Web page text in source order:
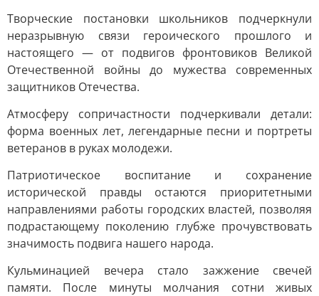
Творческие постановки школьников подчеркнули
неразрывную связи героического прошлого и
настоящего — от подвигов фронтовиков Великой
Отечественной войны до мужества современных
защитников Отечества.
Атмосферу сопричастности подчеркивали детали:
форма военных лет, легендарные песни и портреты
ветеранов в руках молодежи.
Патриотическое воспитание и сохранение
исторической правды остаются приоритетными
направлениями работы городских властей, позволяя
подрастающему поколению глубже прочувствовать
значимость подвига нашего народа.
Кульминацией вечера стало зажжение свечей
памяти. После минуты молчания сотни живых